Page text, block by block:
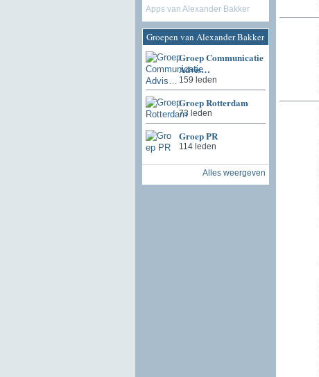
Apps van Alexander Bakker
Groepen van Alexander Bakker
Groep Communicatie
Advis…
159 leden
Groep Rotterdam
73 leden
Groep PR
114 leden
Alles weergeven